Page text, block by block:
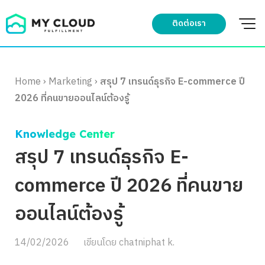
to
ติดต่อเรา
Home› Marketing› สรุป 7 เทรนด์ธุรกิจ E-commerce ปี
2026 ที่คนขายออนไลน์ต้องรู้
Knowledge Center
สรุป 7 เทรนด์ธุรกิจ E-
commerce ปี 2026 ที่คนขาย
ออนไลน์ต้องรู้
14/02/2026 เขียนโดยchatniphat k.